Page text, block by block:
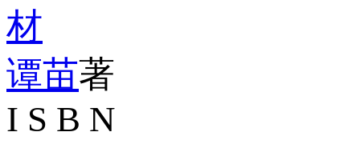
材
谭苗著
I S B N